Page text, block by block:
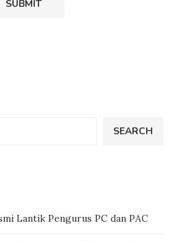
SEARCH
Lantik Pengurus PC dan PAC